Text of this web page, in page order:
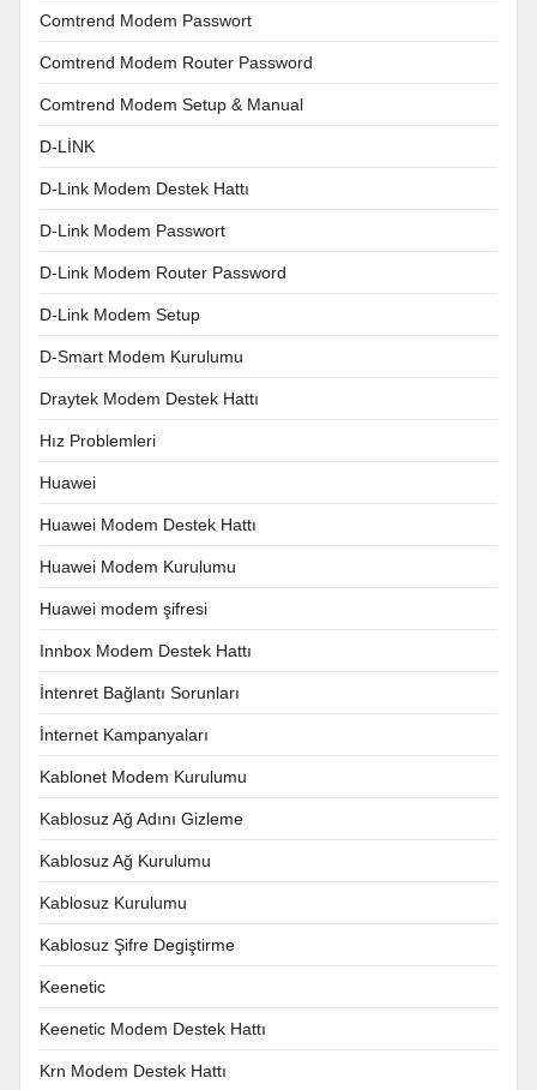
Comtrend Modem Passwort
Comtrend Modem Router Password
Comtrend Modem Setup & Manual
D-LİNK
D-Link Modem Destek Hattı
D-Link Modem Passwort
D-Link Modem Router Password
D-Link Modem Setup
D-Smart Modem Kurulumu
Draytek Modem Destek Hattı
Hız Problemleri
Huawei
Huawei Modem Destek Hattı
Huawei Modem Kurulumu
Huawei modem şifresi
Innbox Modem Destek Hattı
İntenret Bağlantı Sorunları
İnternet Kampanyaları
Kablonet Modem Kurulumu
Kablosuz Ağ Adını Gizleme
Kablosuz Ağ Kurulumu
Kablosuz Kurulumu
Kablosuz Şifre Degiştirme
Keenetic
Keenetic Modem Destek Hattı
Krn Modem Destek Hattı